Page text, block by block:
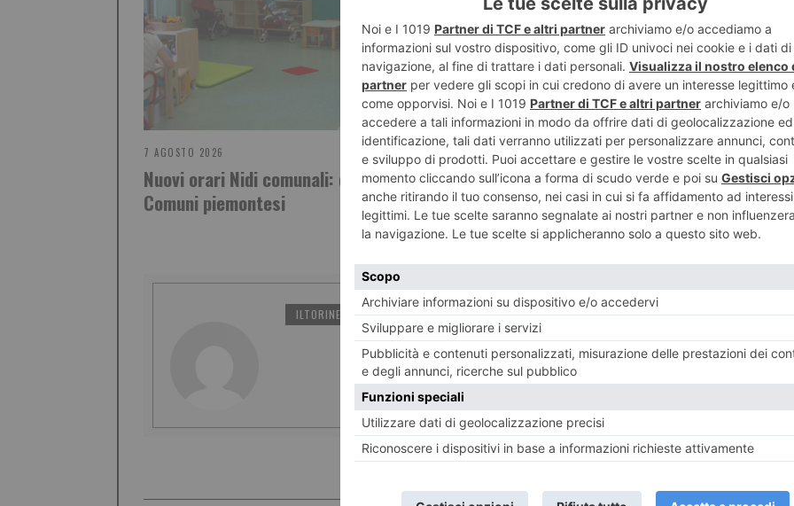
7 AGOSTO 2026
Nuovi orari Nidi comunali: coinvolti 77
Comuni piemontesi
6 AGOSTO 2026
Incroci più accessibili: segnalatori
acustici e chiamata per quattro
semafori trafficati
6
ILTORINESE POST RECENTI